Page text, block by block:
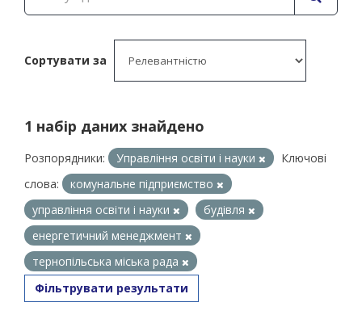
Сортувати за
1 набір даних знайдено
Розпорядники: Управління освіти і науки
Ключові
слова:
комунальне підприємство
управління освіти і науки
будівля
енергетичний менеджмент
тернопільська міська рада
Фільтрувати результати